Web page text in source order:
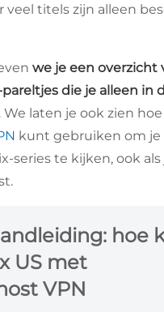
veel titels zijn alleen
we je een overzicht
die je alleen in
. We laten je ook zien hoe
kunt gebruiken om je
series te kijken, ook
hoe
US met
VPN